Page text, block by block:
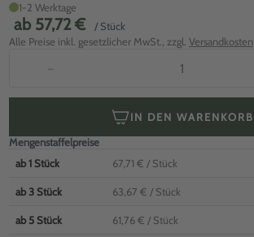
1-2 Werktage
ab 57,72 €
/ Stück
Alle Preise inkl. gesetzlicher MwSt., zzgl. Versandkosten
−
IN DEN WARENKORB
Mengenstaffelpreise
ab1 Stück 67,71 € / Stück
ab3 Stück 63,67 € / Stück
ab 5 Stück 61,76 € / Stück